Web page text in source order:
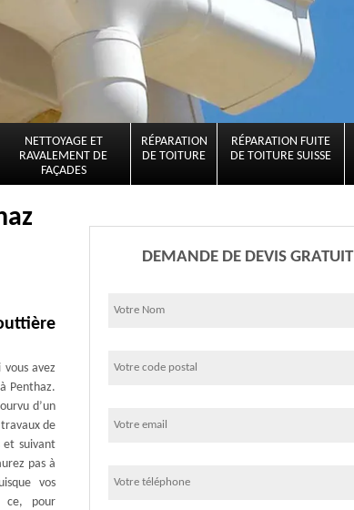
NETTOYAGE ET
RAVALEMENT DE
FAÇADES
RÉPARATION
DE TOITURE
RÉPARATION FUITE
DE TOITURE SUISSE
avez
Penthaz.
d’un
de
et suivant
pas à
vos
ce, pour
DEMANDE DE DEVIS GRATUIT